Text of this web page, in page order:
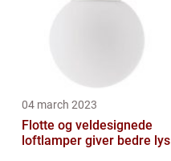
04 march 2023
Flotte og veldesignede
loftlamper giver bedre lys